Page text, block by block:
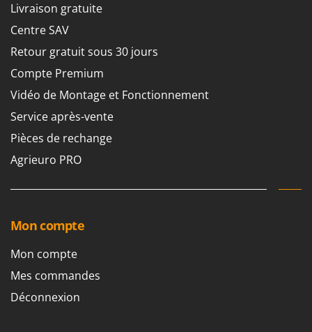
Machines pour la transformation des fruits
Machines sous vide
Motobineuses
Motoculteurs
Motofaucheuses
Motopompes pour irrigation
Nettoyeurs haute pression
Nettoyeurs tapis, moquettes et tapisseries
P
Peignes vibreurs et Secoueurs à olives
Famag
Famur
FARMER
FBC
Ferrari Group
Ferroni
Ferrua
FIAC
Fiskars
Flymo
Fontana Forni
Livraison gratuite
Centre SAV
Retour gratuit sous 30 jours
Compte Premium
Vidéo de Montage et Fonctionnement
Service après-vente
Pièces de rechange
Agrieuro PRO
Mon compte
Mon compte
Mes commandes
Déconnexion